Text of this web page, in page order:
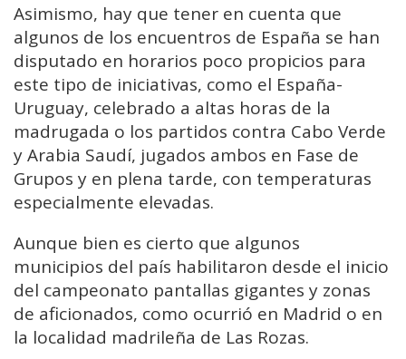
Asimismo, hay que tener en cuenta que
algunos de los encuentros de España se han
disputado en horarios poco propicios para
este tipo de iniciativas, como el España-
Uruguay, celebrado a altas horas de la
madrugada o los partidos contra Cabo Verde
y Arabia Saudí, jugados ambos en Fase de
Grupos y en plena tarde, con temperaturas
especialmente elevadas.
Aunque bien es cierto que algunos
municipios del país habilitaron desde el inicio
del campeonato pantallas gigantes y zonas
de aficionados, como ocurrió en Madrid o en
la localidad madrileña de Las Rozas.